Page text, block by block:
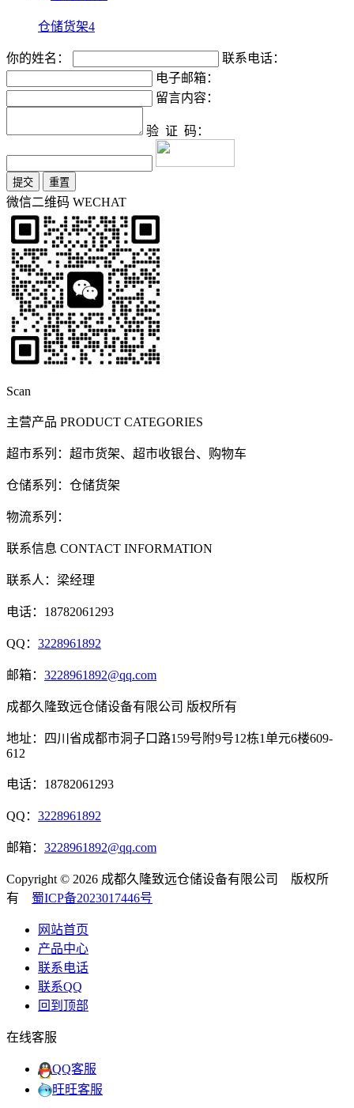
仓储货架4
你的姓名：
联系电话：
电子邮箱：
留言内容：
验 证 码：
微信二维码 WECHAT
Scan
主营产品 PRODUCT CATEGORIES
超市系列：超市货架、超市收银台、购物车
仓储系列：仓储货架
物流系列：
联系信息 CONTACT INFORMATION
联系人：梁经理
电话：18782061293
QQ： 3228961892
邮箱： 3228961892@qq.com
成都久隆致远仓储设备有限公司 版权所有
地址：四川省成都市洞子口路159号附9号12栋1单元6楼609-
612
电话：18782061293
QQ： 3228961892
邮箱： 3228961892@qq.com
Copyright © 2026 成都久隆致远仓储设备有限公司 版权所
有 蜀ICP备2023017446号
网站首页
产品中心
联系电话
联系QQ
回到顶部
在线客服
QQ客服
旺旺客服